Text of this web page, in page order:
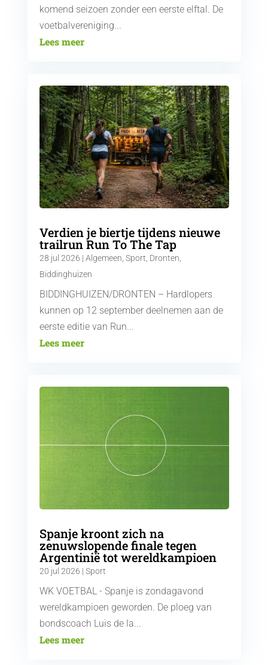
komend seizoen zonder een eerste elftal. De
voetbalvereniging...
Lees meer
Verdien je biertje tijdens nieuwe
trailrun Run To The Tap
28 jul 2026 | Algemeen Sport Dronten
Biddinghuizen
BIDDINGHUIZEN/DRONTEN – Hardlopers
kunnen op 12 september deelnemen aan de
eerste editie van Run...
Lees meer
Spanje kroont zich na
zenuwslopende finale tegen
Argentinië tot wereldkampioen
20 jul 2026 | Sport
WK VOETBAL - Spanje is zondagavond
wereldkampioen geworden. De ploeg van
bondscoach Luis de la...
Lees meer